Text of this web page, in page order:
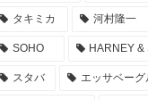
タキミカ 河村隆一
SOHO HARNEY &
スタバ エッサベーグ